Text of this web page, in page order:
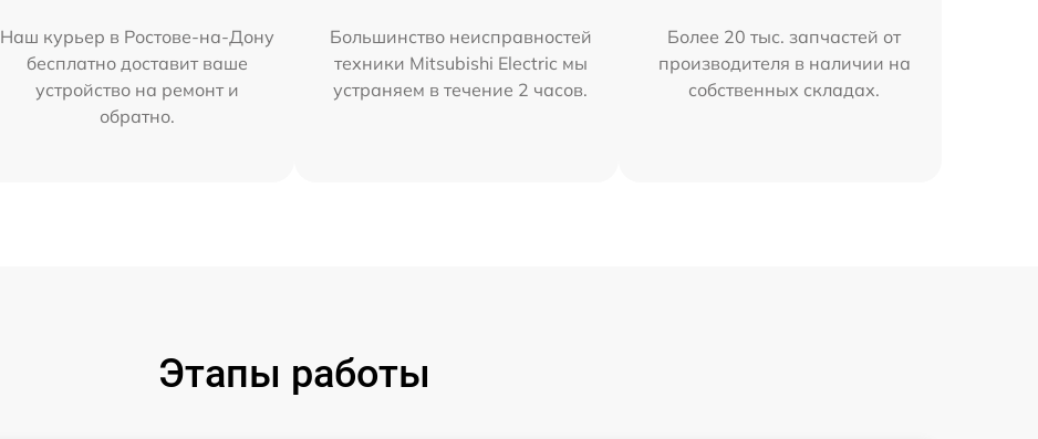
Наш курьер в Ростове-на-Дону
бесплатно доставит ваше
устройство на ремонт и
обратно.
Большинство неисправностей
техники Mitsubishi Electric мы
устраняем в течение 2 часов.
Более 20 тыс. запчастей от
производителя в наличии на
собственных складах.
Этапы работы